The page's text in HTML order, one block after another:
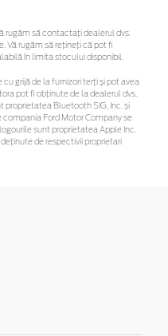
rugăm să contactaţi dealerul dvs.
Vă rugăm să rețineți că pot fi
în limita stocului disponibil.
grijă de la furnizori terți și pot avea
pot fi obținute de la dealerul dvs.
proprietatea Bluetooth SIG, Inc. și
Ford Motor Company se
sunt proprietatea Apple Inc.
de respectivii proprietari